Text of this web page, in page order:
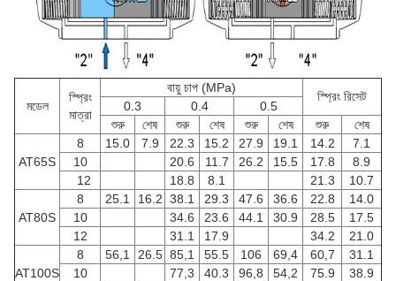
মডেল
স্প্রিং
মাত্রা
বায়ু চাপ (MPa)
স্প্রিং রিসেট
0.3 0.4
0.5
শুরু
শেষ শুরু শেষ শুরু শেষ শুরু শেষ
AT65S
8 15.0 7.9 22.3 15.2 27.9 19.1 14.2
7.1
10
20.6 11.7 26.2 15.5 17.8
8.9
12
18.8 8.1 21.3 10.7
AT80S
8 25.1 16.2 38.1 29.3 47.6 36.6 22.8
14.0
10
34.6 23.6 44.1 30.9 28.5
17.5
12
31.1 17.9 34.2 21.0
AT100S
8 56,1 26.5 85,1 55.5 106 69,4 60,7
31.1
10
77,3 40.3 96,8 54,2 75.9
38.9